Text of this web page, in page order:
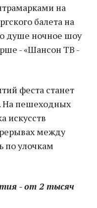
на
балета на
душе ночное шоу
- «Шансон ТВ -
феста станет
На пешеходных
искусств
между
по улочкам
- от 2 тысяч